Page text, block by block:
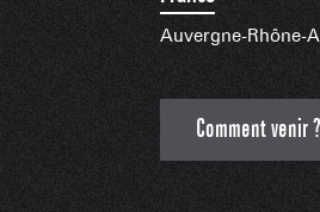
Auvergne-Rhône-
Comment venir ?